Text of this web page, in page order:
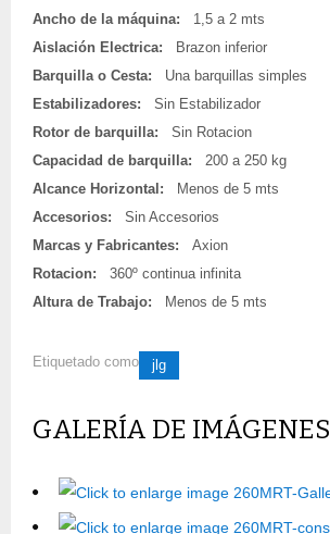
Ancho de la máquina:
1,5 a 2 mts
Aislación Electrica:
Brazon inferior
Barquilla o Cesta:
Una barquillas simples
Estabilizadores:
Sin Estabilizador
Rotor de barquilla:
Sin Rotacion
Capacidad de barquilla:
200 a 250 kg
Alcance Horizontal:
Menos de 5 mts
Accesorios:
Sin Accesorios
Marcas y Fabricantes:
Axion
Rotacion:
360º continua infinita
Altura de Trabajo:
Menos de 5 mts
Etiquetado como jlg
GALERÍA DE IMÁGENES